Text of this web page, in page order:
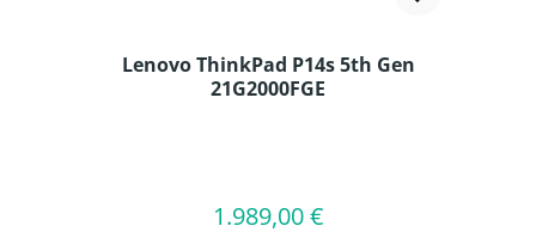
Lenovo ThinkPad P14s 5th Gen
21G2000FGE
Regulärer Preis:
1.989,00 €
In den Warenkorb